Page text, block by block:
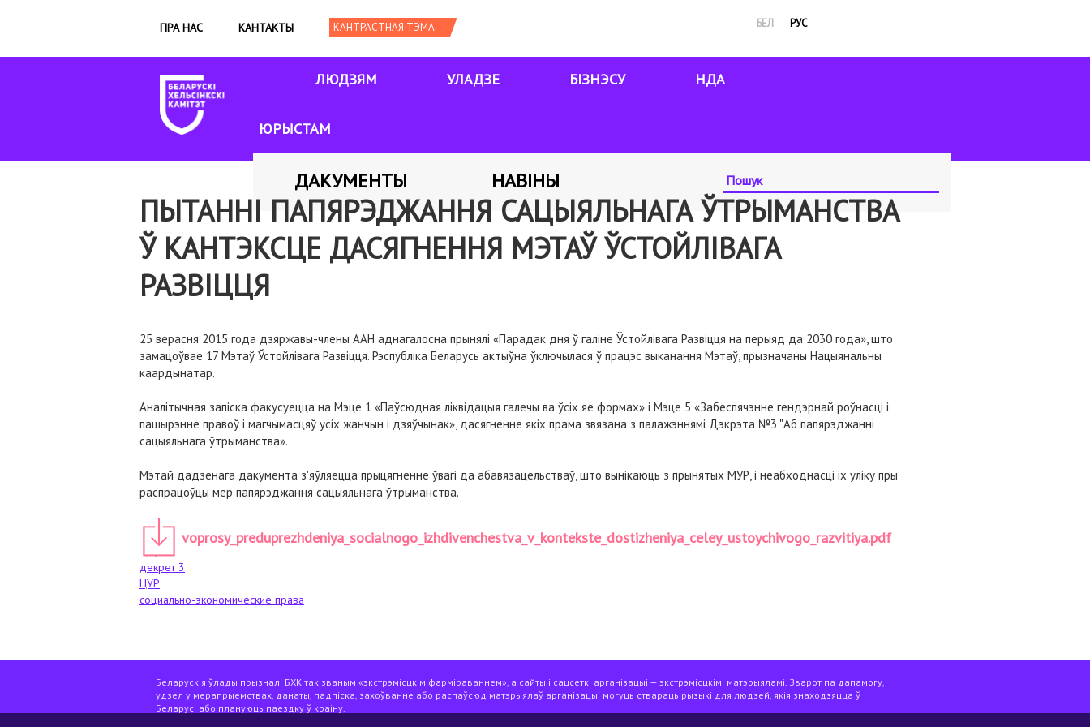
ПРА НАС КАНТАКТЫ БЕЛ РУС
ЛЮДЗЯМ УЛАДЗЕ БІЗНЭСУ НДА
ЮРЫСТАМ
ДАКУМЕНТЫ НАВІНЫ
ПЫТАННІ ПАПЯРЭДЖАННЯ САЦЫЯЛЬНАГА ЎТРЫМАНСТВА
Ў КАНТЭКСЦЕ ДАСЯГНЕННЯ МЭТАЎ ЎСТОЙЛІВАГА
РАЗВІЦЦЯ
25 верасня 2015 года дзяржавы-члены ААН аднагалосна прынялі «Парадак дня ў галіне Ўстойлівага Развіцця на перыяд да 2030 года», што
замацоўвае 17 Мэтаў Ўстойлівага Развіцця. Рэспубліка Беларусь актыўна ўключылася ў працэс выканання Мэтаў, прызначаны Нацыянальны
каардынатар.
Аналітычная запіска факусуецца на Мэце 1 «Паўсюдная ліквідацыя галечы ва ўсіх яе формах» і Мэце 5 «Забеспячэнне гендэрнай роўнасці і
пашырэнне правоў і магчымасцяў усіх жанчын і дзяўчынак», дасягненне якіх прама звязана з палажэннямi Дэкрэта №3 "Аб папярэджанні
сацыяльнага ўтрыманства».
Мэтай дадзенага дакумента з'яўляецца прыцягненне ўвагі да абавязацельстваў, што вынікаюць з прынятых МУР, і неабходнасці іх уліку пры
распрацоўцы мер папярэджання сацыяльнага ўтрыманства.
voprosy_preduprezhdeniya_socialnogo_izhdivenchestva_v_kontekste_dostizheniya_celey_ustoychivogo_razvitiya.pdf
декрет 3
ЦУР
социально-экономические права
Беларускія ўлады прызналі БХК так званым «экстрэмісцкім фарміраваннем», а сайты і сацсеткі арганізацыі — экстрэмісцкімі матэрыяламі. Зварот па дапамогу,
удзел у мерапрыемствах, данаты, падпіска, захоўванне або распаўсюд матэрыялаў арганізацыі могуць ствараць рызыкі для людзей, якія знаходзяцца ў
Беларусі або плануюць паездку ў краіну.